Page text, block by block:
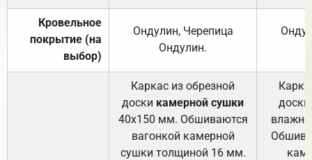
Кровельное
покрытие (на
выбор)
Ондулин, Черепица
Ондулин.
Каркас из обрезной
доски камерной сушки
40х150 мм. Обшиваются
вагонкой камерной
сушки толщиной 16 мм.
доски